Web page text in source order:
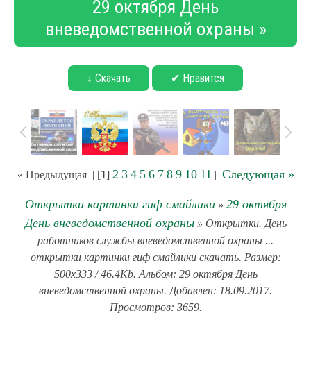
29 октября День
вневедомственной охраны »
↓ Скачать ✔ Нравится
« Предыдущая| [1] 2 3 4 5 6 7 8 9 10 11 | Следующая »
Открытки картинки гиф смайлики» 29 октября
День вневедомственной охраны» Открытки. День
работников службы вневедомственной охраны ...
открытки картинки гиф смайлики скачать. Размер:
500x333 / 46.4Kb. Альбом: 29 октября День
вневедомственной охраны. Добавлен: 18.09.2017.
Просмотров: 3659.